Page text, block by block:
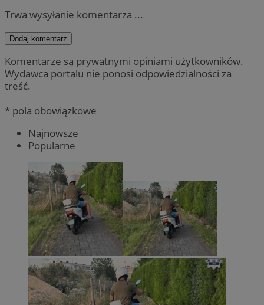
Trwa wysyłanie komentarza ...
Dodaj komentarz
Komentarze są prywatnymi opiniami użytkowników.
Wydawca portalu nie ponosi odpowiedzialności za
treść.
* pola obowiązkowe
Najnowsze
Popularne